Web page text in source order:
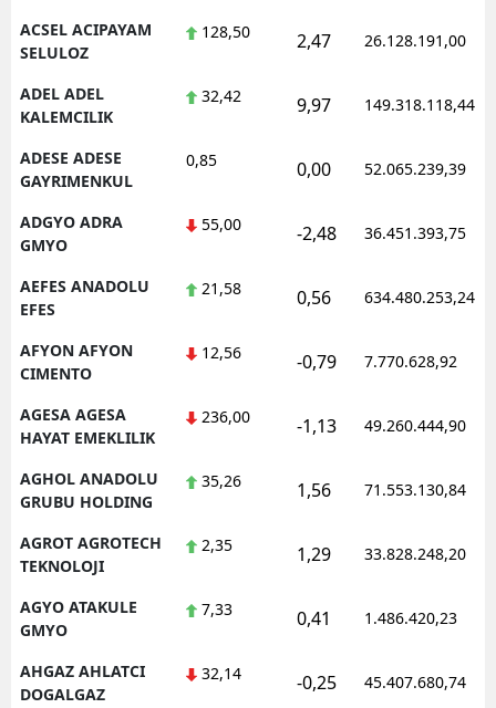
ACSEL ACIPAYAM
SELULOZ
128,50 2,47 26.128.191,00
ADEL ADEL
KALEMCILIK
32,42 9,97 149.318.118,44
ADESE ADESE
GAYRIMENKUL
0,85 0,00 52.065.239,39
ADGYO ADRA
GMYO
55,00 -2,48 36.451.393,75
AEFES ANADOLU
EFES
21,58 0,56 634.480.253,24
AFYON AFYON
CIMENTO
12,56 -0,79 7.770.628,92
AGESA AGESA
HAYAT EMEKLILIK
236,00 -1,13 49.260.444,90
AGHOL ANADOLU
GRUBU HOLDING
35,26 1,56 71.553.130,84
AGROT AGROTECH
TEKNOLOJI
2,35 1,29 33.828.248,20
AGYO ATAKULE
GMYO
7,33 0,41 1.486.420,23
AHGAZ AHLATCI
DOGALGAZ
32,14 -0,25 45.407.680,74